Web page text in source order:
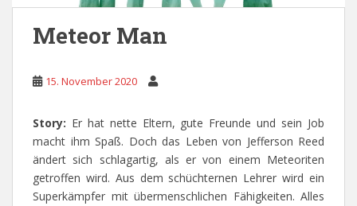
Meteor Man
15. November 2020
Story: Er hat nette Eltern, gute Freunde und sein Job
macht ihm Spaß. Doch das Leben von Jefferson Reed
ändert sich schlagartig, als er von einem Meteoriten
getroffen wird. Aus dem schüchternen Lehrer wird ein
Superkämpfer mit übermenschlichen Fähigkeiten. Alles